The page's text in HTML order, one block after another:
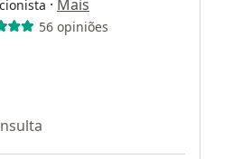
· Mais
56 opiniões